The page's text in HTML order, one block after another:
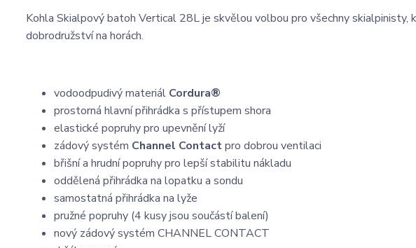
Kohla Skialpový batoh Vertical 28L je skvělou volbou pro všechny
dobrodružství na horách.
vodoodpudivý materiál Cordura®
prostorná hlavní přihrádka s přístupem shora
elastické popruhy pro upevnění lyží
zádový systém Channel Contactpro dobrou ventilaci
břišní a hrudní popruhy pro lepší stabilitu nákladu
oddělená přihrádka na lopatku a sondu
samostatná přihrádka na lyže
pružné popruhy (4 kusy jsou součástí balení)
nový zádový systém CHANNEL CONTACT